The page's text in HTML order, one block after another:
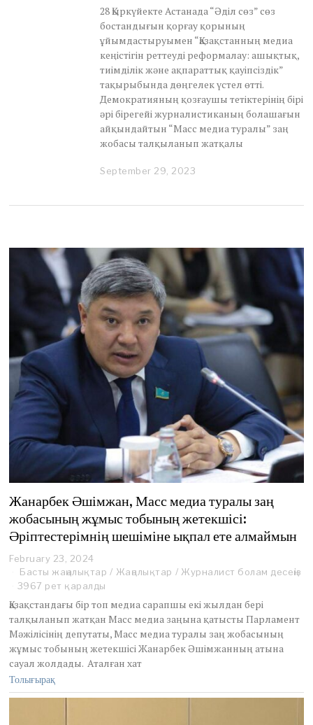
28 Қыркүйекте Астанада “Әділ сөз” сөз
бостандығын қорғау қорының
ұйымдастыруымен “Қазақстанның медиа
кеңістігін реттеуді реформалау: ашықтық,
тиімділік және ақпараттық қауіпсіздік”
тақырыбында дөңгелек үстел өтті.
Демократияның қозғаушы тетіктерінің бірі
әрі бірегейі журналистиканың болашағын
айқындайтын “Масс медиа туралы” заң
жобасы талқыланып жатқалы
September 29, 2023
Жанарбек Әшімжан, Масс медиа туралы заң
жобасының жұмыс тобының жетекшісі:
Әріптестерімнің шешіміне ықпал ете алмаймын
February 23, 2024
e
b
u
a
r
y
2
Басты жаңалықтар / Жаңалықтар / Журналист болам десеңіз
3967 рет қаралды
Қазақстандағы бір топ медиа сарапшы екі жылдан бері
талқыланып жатқан Масс медиа заңына қатысты Парламент
Мәжілісінің депутаты, Масс медиа туралы заң жобасының
жұмыс тобының жетекшісі Жанарбек Әшімжанның атына
сауал жолдады. Аталған хат
Толығырақ